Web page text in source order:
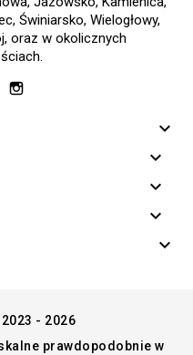
Świniarsko, Wielogłowy,
oraz w okolicznych
YouTube
keyboard_arrow_down




- 2026
prawdopodobnie w